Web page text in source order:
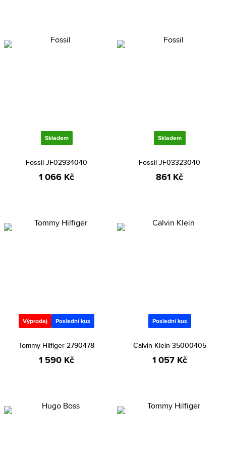
Skladem
Fossil JF02934040
1 066 Kč
Skladem
Fossil JF03323040
861 Kč
Výprodej Poslední kus
Tommy Hilfiger 2790478
1 590 Kč
Poslední kus
Calvin Klein 35000405
1 057 Kč